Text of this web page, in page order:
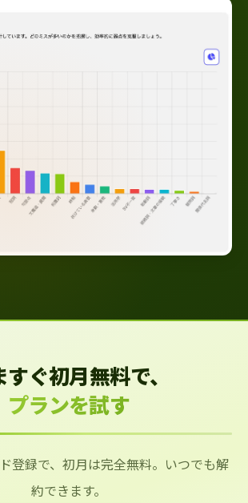
すぐ初月無料で、
プランを試す
登録で、初月は完全無料。いつでも解
約できます。